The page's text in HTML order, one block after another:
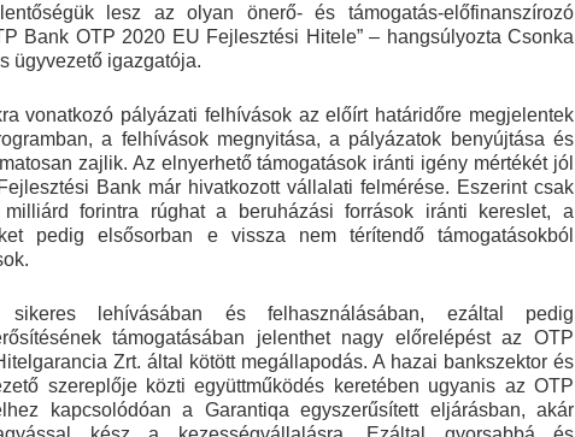
lesz az olyan önerő- és támogatás-előfinanszírozó
Bank OTP 2020 EU Fejlesztési Hitele” – hangsúlyozta Csonka
ügyvezető igazgatója.
vonatkozó pályázati felhívások az előírt határidőre megjelentek
a felhívások megnyitása, a pályázatok benyújtása és
zajlik. Az elnyerhető támogatások iránti igény mértékét jól
Bank már hivatkozott vállalati felmérése. Eszerint csak
forintra rúghat a beruházási források iránti kereslet, a
pedig elsősorban e vissza nem térítendő támogatásokból
lehívásában és felhasználásában, ezáltal pedig
támogatásában jelenthet nagy előrelépést az OTP
Zrt. által kötött megállapodás. A hazai bankszektor és
szereplője közti együttműködés keretében ugyanis az OTP
kapcsolódóan a Garantiqa egyszerűsített eljárásban, akár